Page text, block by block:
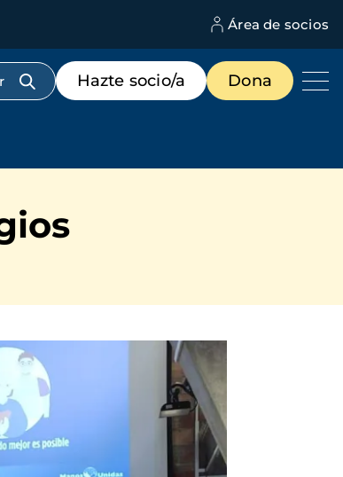
Área de socios
Menú
de
destacados
Hazte socio/a Dona